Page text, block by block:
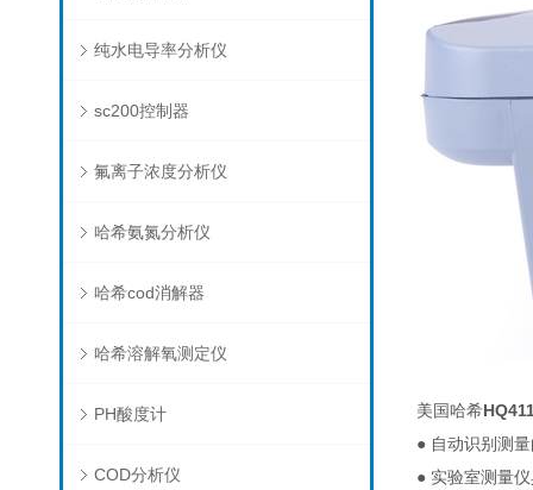
纯水电导率分析仪
sc200控制器
氟离子浓度分析仪
哈希氨氮分析仪
哈希cod消解器
哈希溶解氧测定仪
PH酸度计
COD分析仪
美国哈希
● 自动识别测
● 实验室测量